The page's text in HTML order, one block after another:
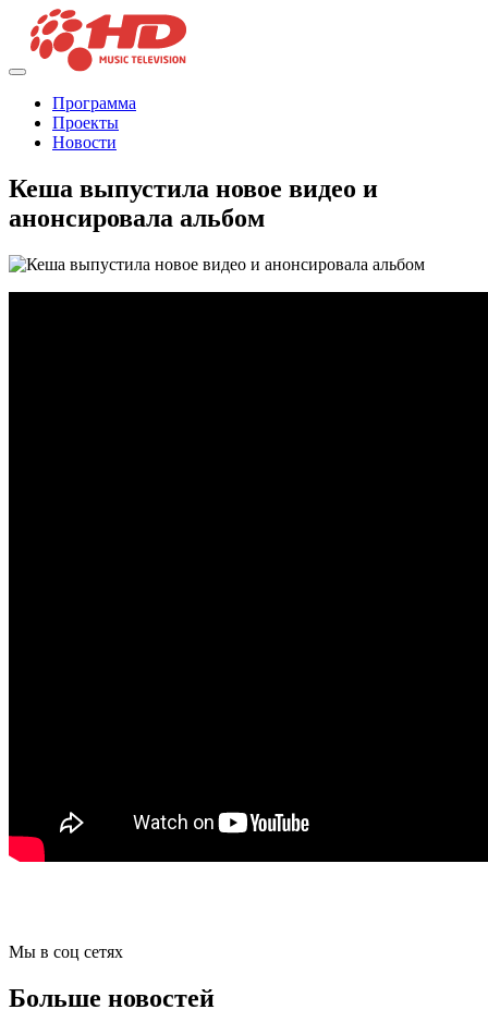
Программа
Проекты
Новости
Кеша выпустила новое видео и
анонсировала альбом
Мы в соц сетях
Больше новостей